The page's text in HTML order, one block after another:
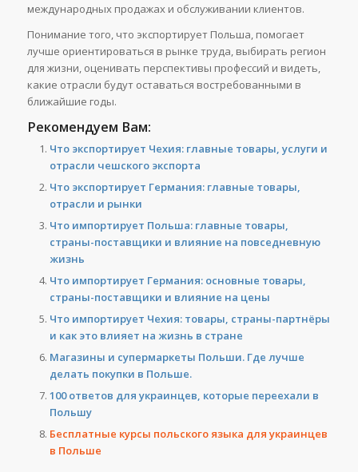
международных продажах и обслуживании клиентов.
Понимание того, что экспортирует Польша, помогает
лучше ориентироваться в рынке труда, выбирать регион
для жизни, оценивать перспективы профессий и видеть,
какие отрасли будут оставаться востребованными в
ближайшие годы.
Рекомендуем Вам:
Что экспортирует Чехия: главные товары, услуги и
отрасли чешского экспорта
Что экспортирует Германия: главные товары,
отрасли и рынки
Что импортирует Польша: главные товары,
страны-поставщики и влияние на повседневную
жизнь
Что импортирует Германия: основные товары,
страны-поставщики и влияние на цены
Что импортирует Чехия: товары, страны-партнёры
и как это влияет на жизнь в стране
Магазины и супермаркеты Польши. Где лучше
делать покупки в Польше.
100 ответов для украинцев, которые переехали в
Польшу
Бесплатные курсы польского языка для украинцев
в Польше